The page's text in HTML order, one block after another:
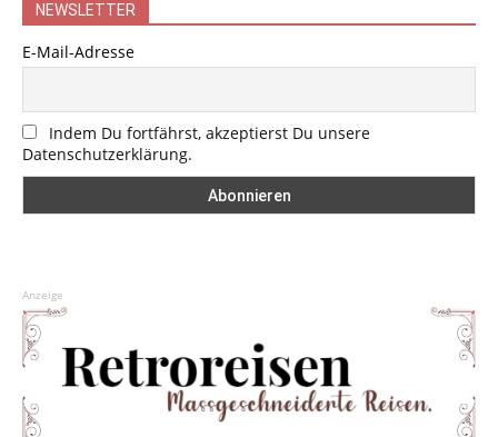
NEWSLETTER
E-Mail-Adresse
Indem Du fortfährst, akzeptierst Du unsere
Datenschutzerklärung.
Anzeige